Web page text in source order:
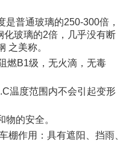
是普通玻璃的250-300倍，
化玻璃的2倍，几乎没有断
之美称。
燃B1级，无火滴，无毒
温度范围内不会引起变形
的安全。
棚作用：具有遮阳、挡雨、